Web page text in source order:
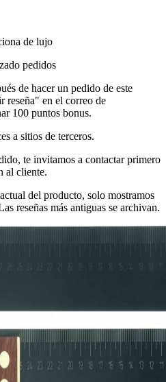
de lujo
pedidos
de hacer un pedido de este
reseña" en el correo de
100 puntos bonus.
a sitios de terceros.
te invitamos a contactar primero
al cliente.
del producto, solo mostramos
reseñas más antiguas se archivan.